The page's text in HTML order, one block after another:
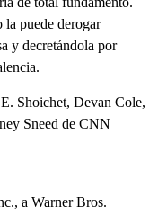
la puede derogar
y decretándola por
Shoichet, Devan Cole,
Sneed de CNN
a Warner Bros.